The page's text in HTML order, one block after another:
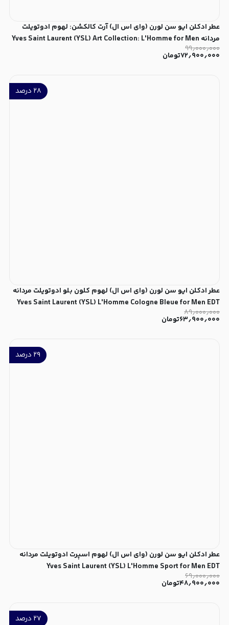
عطر ادکلن ایو سن لورن (وای اس ال) آرت کالکشن: لهوم ادوتویلت
مردانه Yves Saint Laurent (YSL) Art Collection: L'Homme for Men
EDT
۹۹٫۰۰۰٫۰۰۰
۷۲٫۹۰۰٫۰۰۰تومان
۲۸ درصد
عطر ادکلن ایو سن لورن (وای اس ال) لهوم کلون بلو ادوتویلت مردانه
Yves Saint Laurent (YSL) L'Homme Cologne Bleue for Men EDT
۸۹٫۰۰۰٫۰۰۰
۶۳٫۹۰۰٫۰۰۰تومان
۲۹ درصد
عطر ادکلن ایو سن لورن (وای اس ال) لهوم اسپرت ادوتویلت مردانه
Yves Saint Laurent (YSL) L'Homme Sport for Men EDT
۶۹٫۰۰۰٫۰۰۰
۴۸٫۹۰۰٫۰۰۰تومان
۲۷ درصد